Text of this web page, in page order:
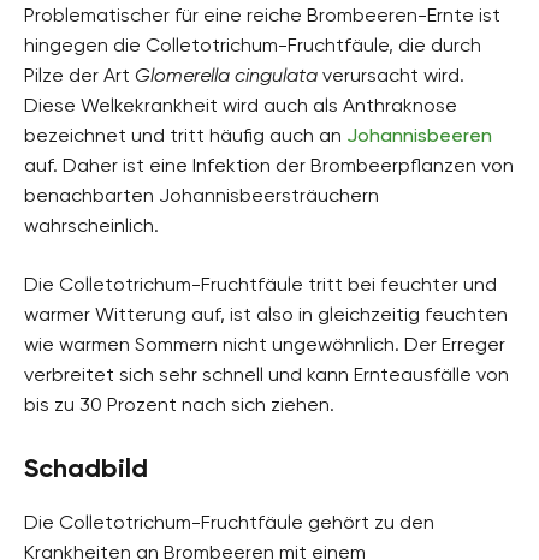
Problematischer für eine reiche Brombeeren-Ernte ist
hingegen die Colletotrichum-Fruchtfäule, die durch
Pilze der Art Glomerella cingulata verursacht wird.
Diese Welkekrankheit wird auch als Anthraknose
bezeichnet und tritt häufig auch an Johannisbeeren
auf. Daher ist eine Infektion der Brombeerpflanzen von
benachbarten Johannisbeersträuchern
wahrscheinlich.
Die Colletotrichum-Fruchtfäule tritt bei feuchter und
warmer Witterung auf, ist also in gleichzeitig feuchten
wie warmen Sommern nicht ungewöhnlich. Der Erreger
verbreitet sich sehr schnell und kann Ernteausfälle von
bis zu 30 Prozent nach sich ziehen.
Schadbild
Die Colletotrichum-Fruchtfäule gehört zu den
Krankheiten an Brombeeren mit einem